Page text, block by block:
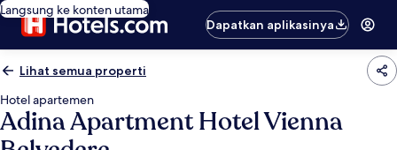
Langsung ke konten utama
Dapatkan aplikasinya
Lihat semua properti
Hotel apartemen
Adina Apartment Hotel Vienna